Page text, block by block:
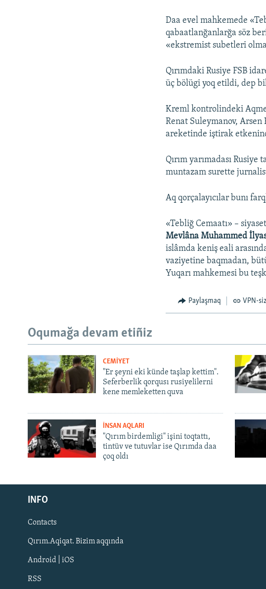
Русский
Українською
QOŞULIÑIZ!
Daa evel mahkemede
qabaatlanğanlarğa söz
«ekstremist subetleri
Qırımdaki Rusiye FSB
üç bölügi yoq etildi, dep
Kreml kontrolindeki
Renat Suleymanov, Arsen
areketinde iştirak
Qırım yarımadası
muntazam surette
Aq qorçalayıcılar bunı
«Tebliğ Cemaatı» –
Mevlâna Muhammed
islâmda keniş eali
vaziyetine baqmadan,
Yuqarı mahkemesi bu
Paylaşmaq VPN-
Oqumağa devam etiñiz
CEMİYET
"Er şeyni eki künde taşlap kettim".
Seferberlik qorqusı rusiyelilerni
kene memleketten quva
İNSAN AQLARI
"Qırım birdemligi" işini toqtattı,
tintüv ve tutuvlar ise Qırımda daa
çoq oldı
INFO
Contacts
Qırım.Aqiqat. Bizim aqqında
Android | iOS
RSS